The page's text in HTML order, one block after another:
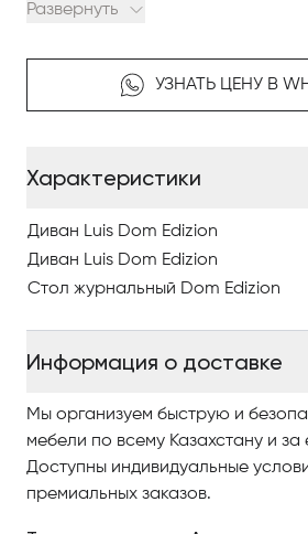
продуманной конструкции
из металла с помощью
подходящими для посередине
однородное и прочное
комбинации полиуретана,
точки зрения разной ширины, и
Чтобы купить итальянскую
каталог, где разнообразные
качественными фото,
модели и оформляйте заказ.
Развернуть
УЗНАТЬ ЦЕНУ В
Характеристики
Диван Luis Dom Edizion
Диван Luis Dom Edizion
Стол журнальный Dom Edizion
Информация о доставке
Мы организуем быструю и
мебели по всему Казахстану и за
Доступны индивидуальные
премиальных заказов.